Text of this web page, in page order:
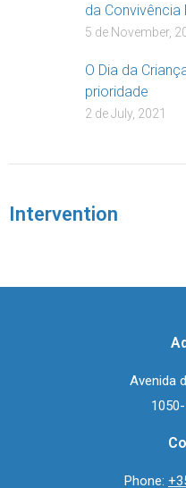
da Convivência
5 de November,
O Dia da
prioridade
2 de July, 2021
Intervention
Avenida
Phone: